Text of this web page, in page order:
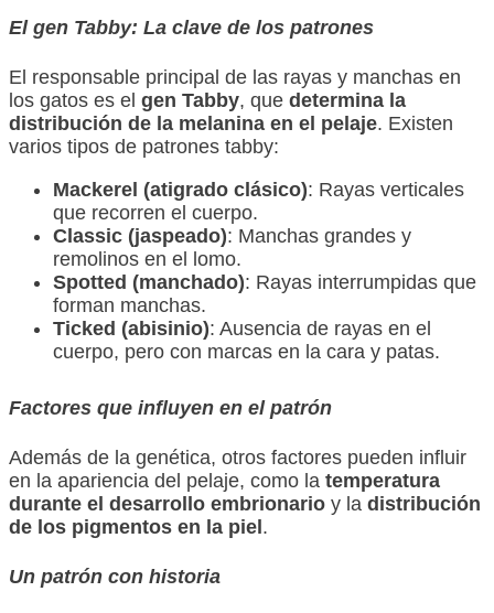
El gen Tabby: La clave de los patrones
El responsable principal de las rayas y manchas en
los gatos es el gen Tabby, que determina la
distribución de la melanina en el pelaje. Existen
varios tipos de patrones tabby:
Mackerel (atigrado clásico): Rayas verticales
que recorren el cuerpo.
Classic (jaspeado): Manchas grandes y
remolinos en el lomo.
Spotted (manchado): Rayas interrumpidas que
forman manchas.
Ticked (abisinio): Ausencia de rayas en el
cuerpo, pero con marcas en la cara y patas.
Factores que influyen en el patrón
Además de la genética, otros factores pueden influir
en la apariencia del pelaje, como la temperatura
durante el desarrollo embrionario y la distribución
de los pigmentos en la piel.
Un patrón con historia